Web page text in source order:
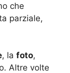
che
parziale,
, la foto,
Altre volte